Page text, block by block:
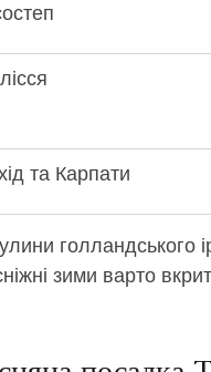
та Карпати
голландського
зими варто